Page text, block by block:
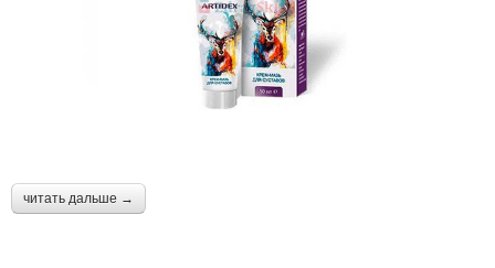
читать дальше →